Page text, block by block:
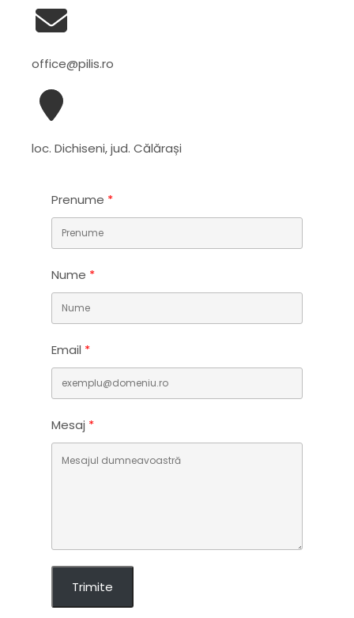
office@pilis.ro
loc. Dichiseni, jud. Călărași
Prenume
Nume
Email
Mesaj
Trimite